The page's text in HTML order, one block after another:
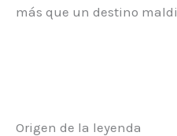
más que un destino
Origen de la leyenda